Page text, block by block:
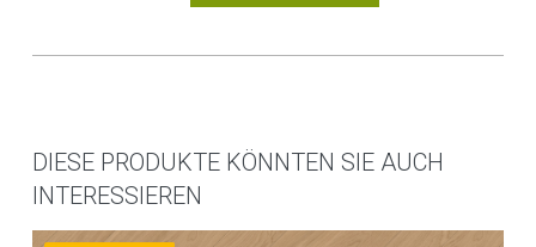
DIESE PRODUKTE KÖNNTEN SIE AUCH
INTERESSIEREN